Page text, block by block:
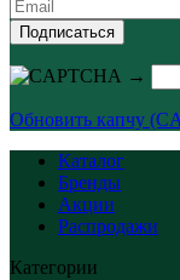
Подписаться
→
Обновить капчу
Каталог
Бренды
Акции
Распродажи
Категории